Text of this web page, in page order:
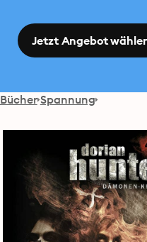
Jetzt Angebot
Bücher Spannung